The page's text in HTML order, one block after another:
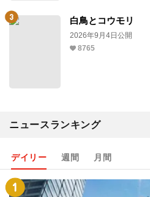
白鳥とコウモリ
2026年9月4日公開
8765
ニュースランキング
デイリー 週間 月間